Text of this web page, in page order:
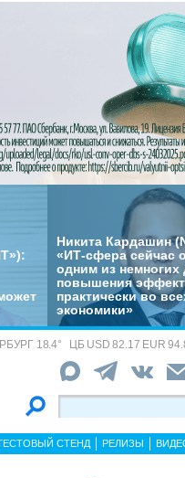
Никита Кардашин
«ИТ-сфера сейчас
одним из немногих
повышения
практически во
экономики»
18.4° ЦБ USD 82.17 EUR
СТЕНД РЕЛИЗЫ